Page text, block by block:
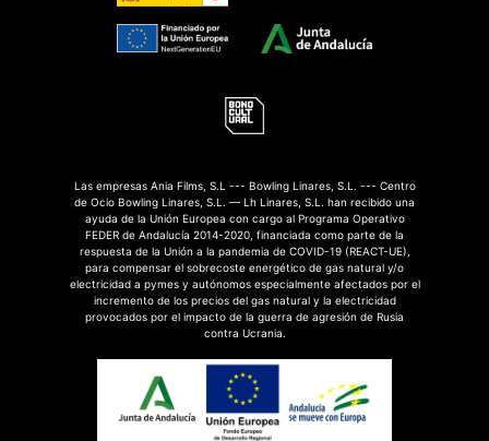
Las empresas Ania Films, S.L --- Bowling Linares, S.L. --- Centro
de Ocio Bowling Linares, S.L. — Lh Linares, S.L. han recibido una
ayuda de la Unión Europea con cargo al Programa Operativo
FEDER de Andalucía 2014-2020, financiada como parte de la
respuesta de la Unión a la pandemia de COVID-19 (REACT-UE),
para compensar el sobrecoste energético de gas natural y/o
electricidad a pymes y autónomos especialmente afectados por el
incremento de los precios del gas natural y la electricidad
provocados por el impacto de la guerra de agresión de Rusia
contra Ucrania.